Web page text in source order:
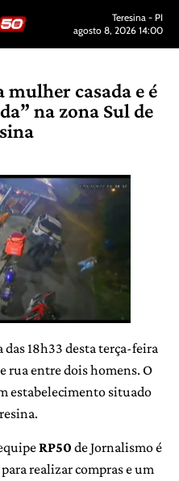
Teresina - PI
agosto 8, 2026 14:00
mulher casada e é
na zona Sul de
18h33 desta terça-feira
rua entre dois homens. O
estabelecimento situado
RP50 de Jornalismo é
realizar compras e um